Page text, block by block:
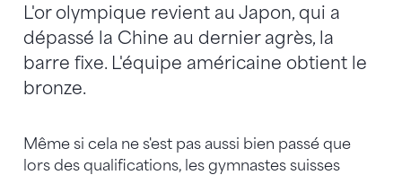
L'or olympique revient au Japon, qui a
dépassé la Chine au dernier agrès, la
barre fixe. L'équipe américaine obtient le
bronze.
Même si cela ne s'est pas aussi bien passé que
lors des qualifications, les gymnastes suisses